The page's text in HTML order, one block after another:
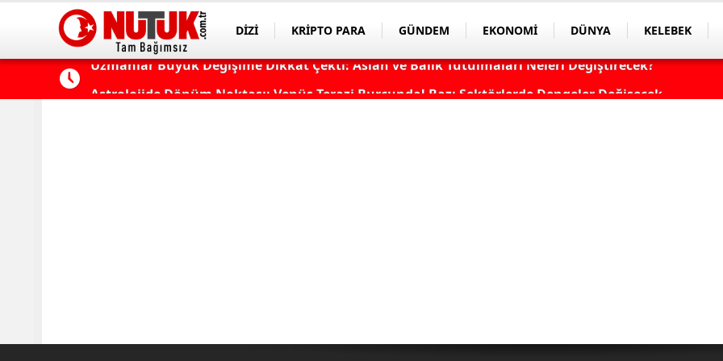
DİZİ KRİPTO PARA GÜNDEM EKONOMİ DÜNYA KELEBEK
Astrolojide Dönüm Noktası: Venüs Terazi Burcunda! Bazı Sektörlerde Dengeler Değişecek...